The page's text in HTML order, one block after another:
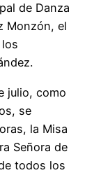
de Danza
Monzón, el
julio, como
se
la Misa
Señora de
todos los